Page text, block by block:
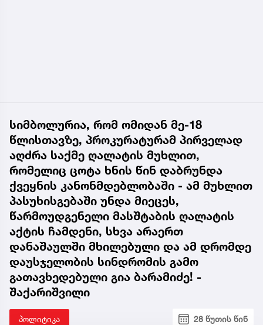
სიმბოლურია, რომ ომიდან მე-18
წლისთავზე, პროკურატურამ პირველად
აღძრა საქმე ღალატის მუხლით,
რომელიც ცოტა ხნის წინ დაბრუნდა
ქვეყნის კანონმდებლობაში - ამ მუხლით
პასუხისგებაში უნდა მიეცეს,
წარმოუდგენელი მასშტაბის ღალატის
აქტის ჩამდენი, სხვა არაერთ
დანაშაულში მხილებული და ამ დრომდე
დაუსჯელობის სინდრომის გამო
გათავხედებული გია ბარამიძე! -
შაქარიშვილი
პოლიტიკა 28 წუთის წინ